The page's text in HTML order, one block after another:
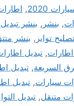
2020
,
, بنشر , بنشر
تواير , بنشر
, تبديل
السريعة, تبديل
سيارات, تبديل
متنقل, تبديل